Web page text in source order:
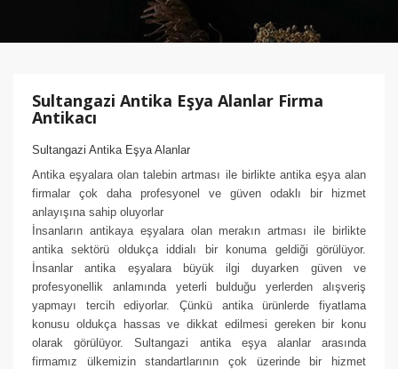
Sultangazi Antika Eşya Alanlar Firma
Antikacı
Sultangazi Antika Eşya Alanlar
Antika eşyalara olan talebin artması ile birlikte antika eşya alan
firmalar çok daha profesyonel ve güven odaklı bir hizmet
anlayışına sahip oluyorlar
İnsanların antikaya eşyalara olan merakın artması ile birlikte
antika sektörü oldukça iddialı bir konuma geldiği görülüyor.
İnsanlar antika eşyalara büyük ilgi duyarken güven ve
profesyonellik anlamında yeterli bulduğu yerlerden alışveriş
yapmayı tercih ediyorlar. Çünkü antika ürünlerde fiyatlama
konusu oldukça hassas ve dikkat edilmesi gereken bir konu
olarak görülüyor. Sultangazi antika eşya alanlar arasında
firmamız ülkemizin standartlarının çok üzerinde bir hizmet